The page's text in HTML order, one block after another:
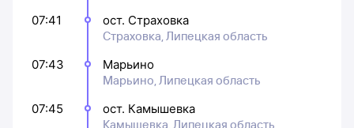
07:41
ост. Страховка
Страховка, Липецкая область
07:43
Марьино
Марьино, Липецкая область
07:45
ост. Камышевка
Камышевка, Липецкая область